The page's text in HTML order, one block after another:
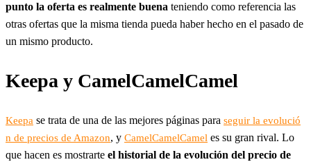
punto la oferta es realmente buena teniendo como referencia las
otras ofertas que la misma tienda pueda haber hecho en el pasado de
un mismo producto.
Keepa y CamelCamelCamel
Keepa se trata de una de las mejores páginas para seguir la evolució
n de precios de Amazon, y CamelCamelCamel es su gran rival. Lo
que hacen es mostrarte el historial de la evolución del precio de